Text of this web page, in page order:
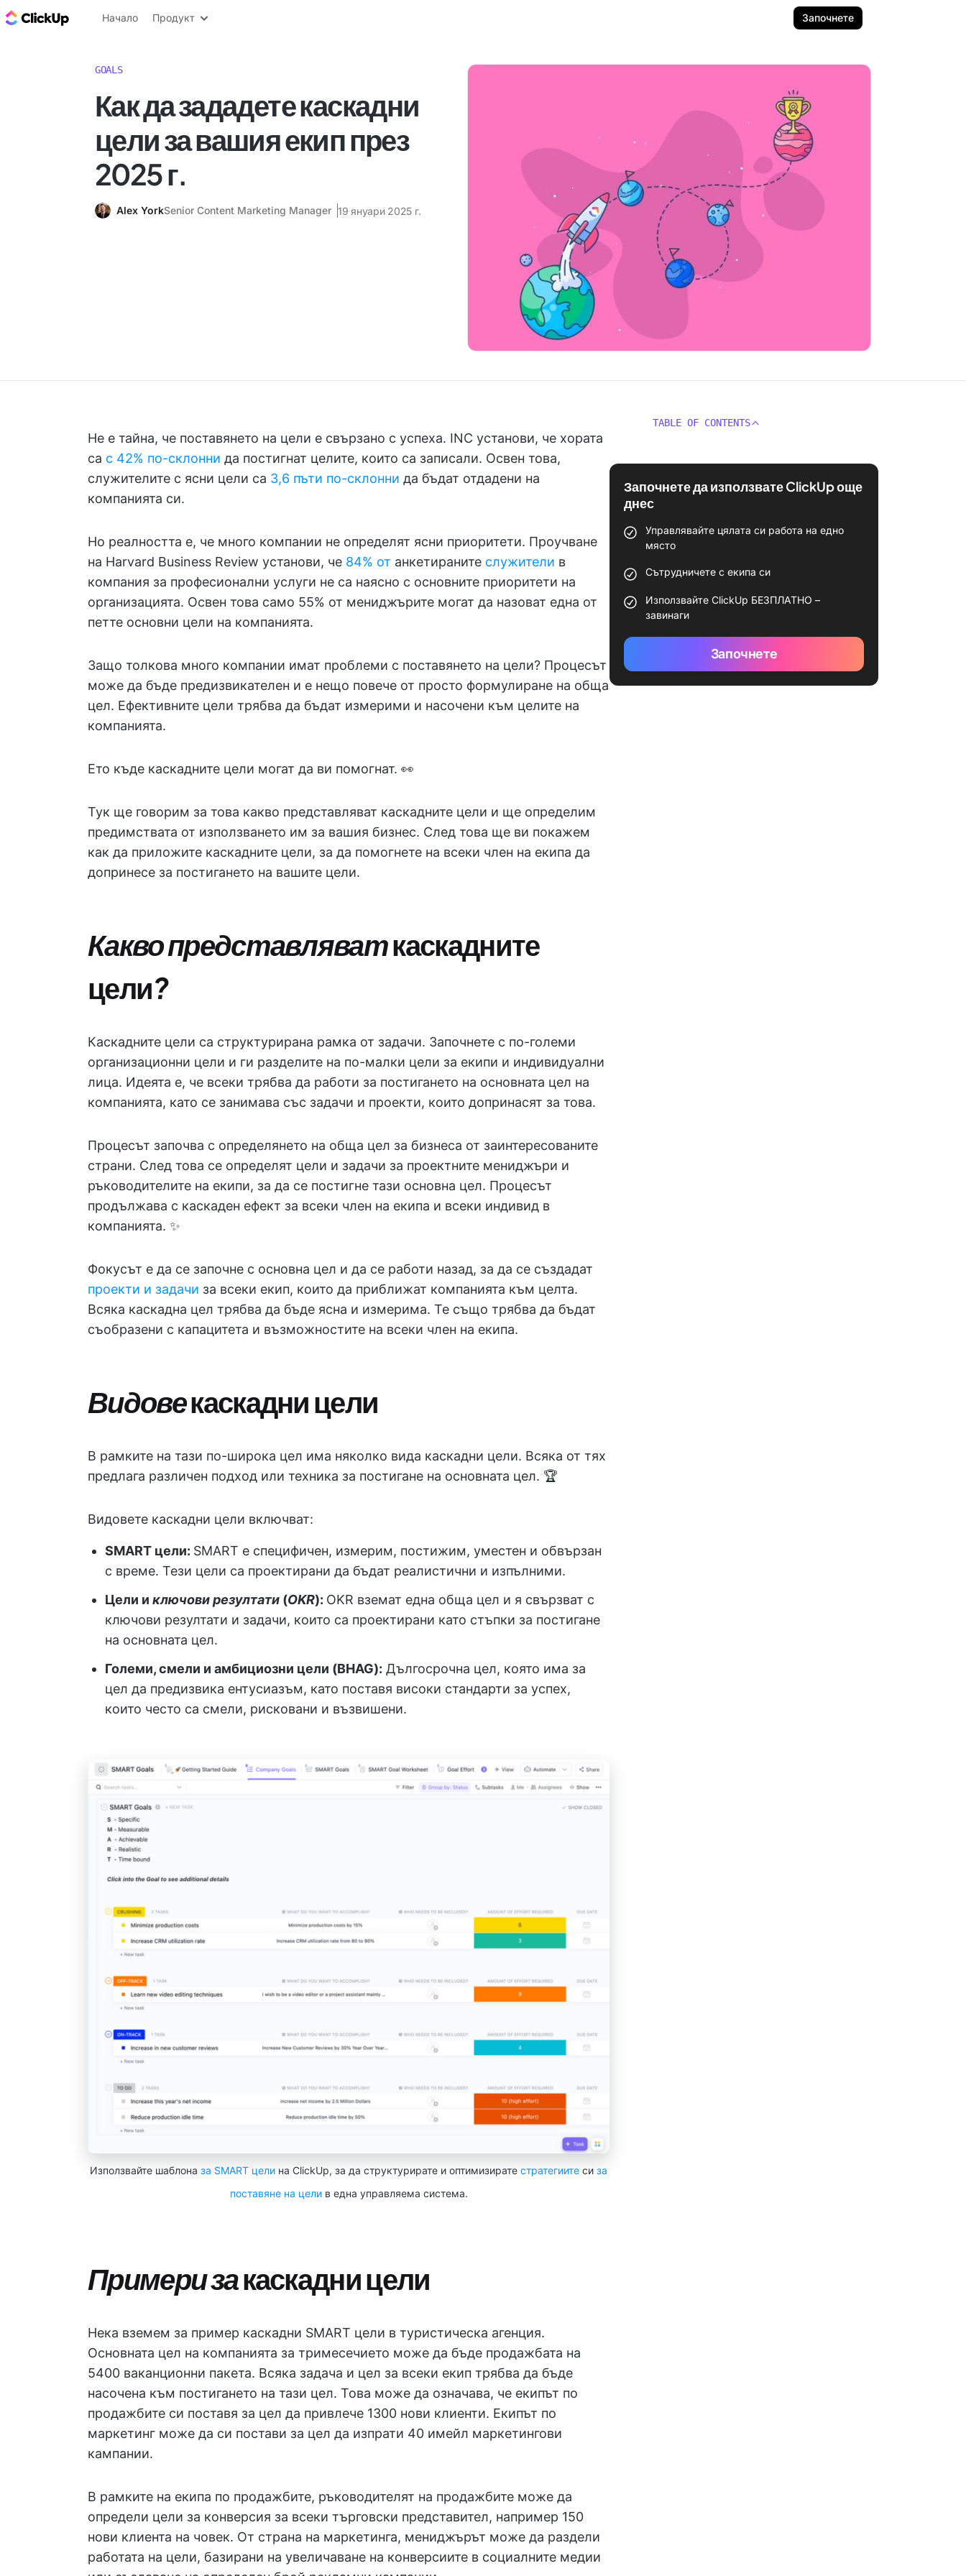
ClickUp блог
Начало Продукт Започнете
GOALS
Как да зададете каскадни
цели за вашия екип през
2025 г.
Alex YorkSenior Content Marketing Manager 19 януари 2025 г.
Не е тайна, че поставянето на цели е свързано с успеха. INC установи, че хората
са с 42% по-склонни да постигнат целите, които са записали. Освен това,
служителите с ясни цели са 3,6 пъти по-склонни да бъдат отдадени на
компанията си.
Но реалността е, че много компании не определят ясни приоритети. Проучване
на Harvard Business Review установи, че 84% от анкетираните служители в
компания за професионални услуги не са наясно с основните приоритети на
организацията. Освен това само 55% от мениджърите могат да назоват една от
петте основни цели на компанията.
Защо толкова много компании имат проблеми с поставянето на цели? Процесът
може да бъде предизвикателен и е нещо повече от просто формулиране на обща
цел. Ефективните цели трябва да бъдат измерими и насочени към целите на
компанията.
Ето къде каскадните цели могат да ви помогнат. 👀
Тук ще говорим за това какво представляват каскадните цели и ще определим
предимствата от използването им за вашия бизнес. След това ще ви покажем
как да приложите каскадните цели, за да помогнете на всеки член на екипа да
допринесе за постигането на вашите цели.
Какво представляваткаскадните
цели?
Каскадните цели са структурирана рамка от задачи. Започнете с по-големи
организационни цели и ги разделите на по-малки цели за екипи и индивидуални
лица. Идеята е, че всеки трябва да работи за постигането на основната цел на
компанията, като се занимава със задачи и проекти, които допринасят за това.
Процесът започва с определянето на обща цел за бизнеса от заинтересованите
страни. След това се определят цели и задачи за проектните мениджъри и
ръководителите на екипи, за да се постигне тази основна цел. Процесът
продължава с каскаден ефект за всеки член на екипа и всеки индивид в
компанията. ✨
Фокусът е да се започне с основна цел и да се работи назад, за да се създадат
проекти и задачи за всеки екип, които да приближат компанията към целта.
Всяка каскадна цел трябва да бъде ясна и измерима. Те също трябва да бъдат
съобразени с капацитета и възможностите на всеки член на екипа.
Видовекаскадни цели
В рамките на тази по-широка цел има няколко вида каскадни цели. Всяка от тях
предлага различен подход или техника за постигане на основната цел. 🏆
Видовете каскадни цели включват:
SMART цели: SMART е специфичен, измерим, постижим, уместен и обвързан
с време. Тези цели са проектирани да бъдат реалистични и изпълними.
Цели и ключови резултати (OKR): OKR вземат една обща цел и я свързват с
ключови резултати и задачи, които са проектирани като стъпки за постигане
на основната цел.
Големи, смели и амбициозни цели (BHAG): Дългосрочна цел, която има за
цел да предизвика ентусиазъм, като поставя високи стандарти за успех,
които често са смели, рисковани и възвишени.
Използвайте шаблона за SMART цели на ClickUp, за да структурирате и оптимизирате стратегиите си за
поставяне на целив една управляема система.
Примери закаскадни цели
Нека вземем за пример каскадни SMART цели в туристическа агенция.
Основната цел на компанията за тримесечието може да бъде продажбата на
5400 ваканционни пакета. Всяка задача и цел за всеки екип трябва да бъде
насочена към постигането на тази цел. Това може да означава, че екипът по
продажбите си поставя за цел да привлече 1300 нови клиенти. Екипът по
маркетинг може да си постави за цел да изпрати 40 имейл маркетингови
кампании.
В рамките на екипа по продажбите, ръководителят на продажбите може да
определи цели за конверсия за всеки търговски представител, например 150
нови клиента на човек. От страна на маркетинга, мениджърът може да раздели
работата на цели, базирани на увеличаване на конверсиите в социалните медии
TABLE OF CONTENTS
Започнете да използвате ClickUp още
днес
Управлявайте цялата си работа на едно
място
Сътрудничете с екипа си
Използвайте ClickUp БЕЗПЛАТНО –
завинаги
Започнете